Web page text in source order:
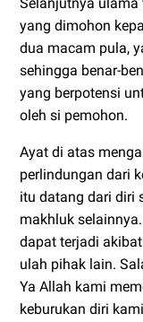
yang dimohon
dua macam pula,
sehingga benar-
yang berpotensi
oleh si pemohon.
Ayat di atas
perlindungan dari
itu datang dari diri
makhluk
dapat terjadi
ulah pihak lain.
Ya Allah kami
keburukan diri